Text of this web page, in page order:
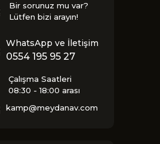
Bir sorunuz mu var?
Lütfen bizi arayın!
WhatsApp ve İletişim
0554 195 95 27
Çalışma Saatleri
08:30 - 18:00 arası
kamp@meydanav.com